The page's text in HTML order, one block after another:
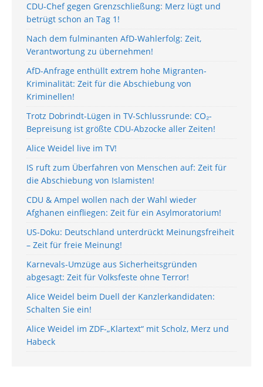
CDU-Chef gegen Grenzschließung: Merz lügt und
betrügt schon an Tag 1!
Nach dem fulminanten AfD-Wahlerfolg: Zeit,
Verantwortung zu übernehmen!
AfD-Anfrage enthüllt extrem hohe Migranten-
Kriminalität: Zeit für die Abschiebung von
Kriminellen!
Trotz Dobrindt-Lügen in TV-Schlussrunde: CO₂-
Bepreisung ist größte CDU-Abzocke aller Zeiten!
Alice Weidel live im TV!
IS ruft zum Überfahren von Menschen auf: Zeit für
die Abschiebung von Islamisten!
CDU & Ampel wollen nach der Wahl wieder
Afghanen einfliegen: Zeit für ein Asylmoratorium!
US-Doku: Deutschland unterdrückt Meinungsfreiheit
– Zeit für freie Meinung!
Karnevals-Umzüge aus Sicherheitsgründen
abgesagt: Zeit für Volksfeste ohne Terror!
Alice Weidel beim Duell der Kanzlerkandidaten:
Schalten Sie ein!
Alice Weidel im ZDF-„Klartext“ mit Scholz, Merz und
Habeck